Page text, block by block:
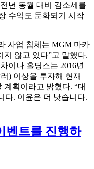
년 동월 대비 감소세를
수익도 둔화되기 시작
사업 침체는 MGM 마카
지 않고 있다”고 말했다.
이나 홀딩스는 2016년
) 이상을 투자해 현재
획이라고 밝혔다. “대
다. 이윤은 더 낫습니다.
벤트를 진행하